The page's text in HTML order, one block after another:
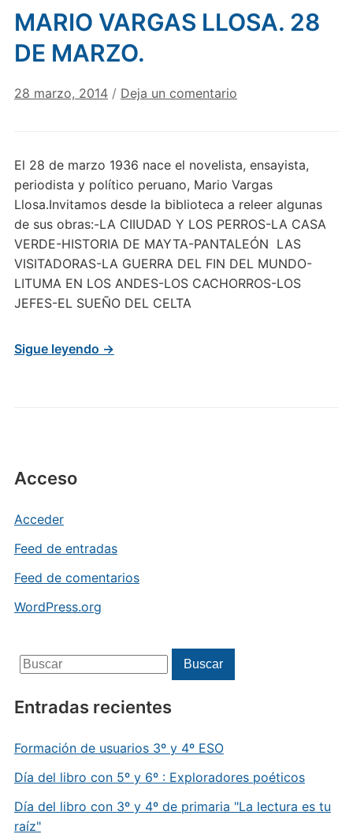
Acceso
Acceder
Feed de entradas
Feed de comentarios
WordPress.org
Buscar: Buscar
Entradas recientes
Formación de usuarios 3º y 4º ESO
Día del libro con 5º y 6º : Exploradores poéticos
Día del libro con 3º y 4º de primaria "La lectura es tu
raíz"
MARIO VARGAS LLOSA. 28
DE MARZO.
28 marzo, 2014 / Deja un comentario
El 28 de marzo 1936 nace el novelista, ensayista,
periodista y político peruano, Mario Vargas
Llosa.Invitamos desde la biblioteca a releer algunas
de sus obras:-LA CIIUDAD Y LOS PERROS-LA CASA
VERDE-HISTORIA DE MAYTA-PANTALEÓN LAS
VISITADORAS-LA GUERRA DEL FIN DEL MUNDO-
LITUMA EN LOS ANDES-LOS CACHORROS-LOS
JEFES-EL SUEÑO DEL CELTA
Sigue leyendo →